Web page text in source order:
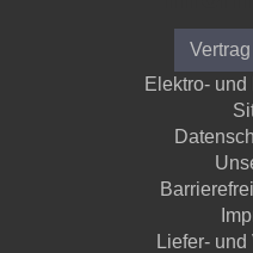
Elektro-
Liefer-